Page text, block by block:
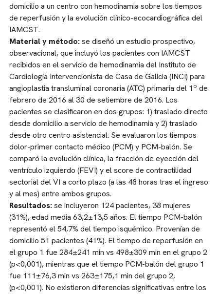
domicilio a un centro con hemodinamia sobre los tiempos
de reperfusión y la evolución clínico-ecocardiográfica del
IAMCST.
Material y método:se diseñó un estudio prospectivo,
observacional, que incluyó los pacientes con IAMCST
recibidos en el servicio de hemodinamia del Instituto de
Cardiología Intervencionista de Casa de Galicia (INCI) para
angioplastia transluminal coronaria (ATC) primaria del 1º de
febrero de 2016 al 30 de setiembre de 2016. Los
pacientes se clasificaron en dos grupos: 1) traslado directo
desde domicilio a servicio de hemodinamia y 2) traslado
desde otro centro asistencial. Se evaluaron los tiempos
dolor-primer contacto médico (PCM) y PCM-balón. Se
comparó la evolución clínica, la fracción de eyección del
ventrículo izquierdo (FEVI) y el score de contractilidad
sectorial del VI a corto plazo (a las 48 horas tras el ingreso
y al mes) entre ambos grupos.
Resultados:se incluyeron 124 pacientes, 38 mujeres
(31%), edad media 63,2±13,5 años. El tiempo PCM-balón
representó el 54,7% del tiempo isquémico. Provenían de
domicilio 51 pacientes (41%). El tiempo de reperfusión en
el grupo 1 fue 284±241 min vs 498±309 min en el grupo 2
(p<0,001), mientras que el tiempo PCM-balón del grupo 1
fue 111±76,3 min vs 263±175,1 min del grupo 2,
(p<0,001). No existieron diferencias significativas entre los